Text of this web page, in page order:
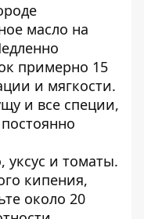
масло на
примерно 15
и мягкости.
и все специи,
уксус и томаты.
кипения,
около 20